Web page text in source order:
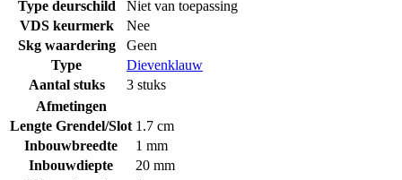
Type deurschild
Niet van toepassing
VDS keurmerk
Nee
Skg waardering
Geen
Type
Dievenklauw
Aantal stuks
3 stuks
Afmetingen
Lengte Grendel/Slot 1.7 cm
Inbouwbreedte
1 mm
Inbouwdiepte
20 mm